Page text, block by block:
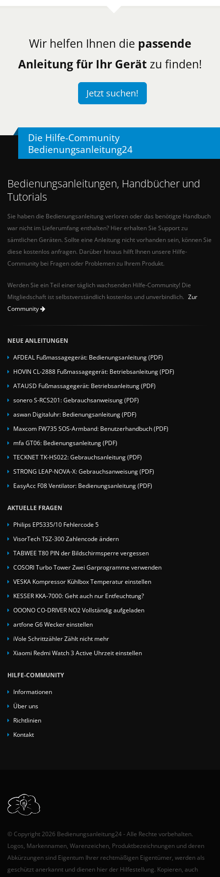
Wir helfen Ihnen die passende
Anleitung für Ihr Gerät zu finden!
Jetzt suchen!
Die Hilfe-Community
Bedienungsanleitung24
Bedienungsanleitungen, Handbücher und
Tutorials
Sie haben die Bedienungsanleitung verloren oder das benötigte Handbuch
war nicht im Lieferumfang enthalten? Hier erhalten Sie Support zu
sämtlichen Geräten. Sollte eine Anleitung nicht vorhanden sein, können Sie
diese kostenlos anfragen. Darüber hinaus hilft Ihnen unsere Hilfe-
Community bei Fragen oder Problemen zu Ihrem Produkt.
Werden Sie ein Teil einer täglich wachsenden Hilfe-Community! Die
Mitgliedschaft ist selbstverständlich kostenlos und unverbindlich. Zur
Community
NEUE ANLEITUNGEN
AFDEAL Fußmassagegerät: Bedienungsanleitung (PDF)
HOVIN CL-2888 Fußmassagegerät: Betriebsanleitung (PDF)
ATAUSD Fußmassagegerät: Betriebsanleitung (PDF)
sonero S-RCS201: Gebrauchsanweisung (PDF)
aswan Digitaluhr: Bedienungsanleitung (PDF)
Maxcom FW735 SOS-Armband: Benutzerhandbuch (PDF)
mfa GT06: Bedienungsanleitung (PDF)
TECKNET TK-HS022: Gebrauchsanleitung (PDF)
STRONG LEAP-NOVA-X: Gebrauchsanweisung (PDF)
EasyAcc F08 Ventilator: Bedienungsanleitung (PDF)
AKTUELLE FRAGEN
Philips EP5335/10 Fehlercode 5
VisorTech TSZ-300 Zahlencode ändern
TABWEE T80 PIN der Bildschirmsperre vergessen
COSORI Turbo Tower Zwei Garprogramme verwenden
VESKA Kompressor Kühlbox Temperatur einstellen
KESSER KKA-7000: Geht auch nur Entfeuchtung?
OOONO CO-DRIVER NO2 Vollständig aufgeladen
artfone G6 Wecker einstellen
iVole Schrittzähler Zählt nicht mehr
Xiaomi Redmi Watch 3 Active Uhrzeit einstellen
HILFE-COMMUNITY
Informationen
Über uns
Richtlinien
Kontakt
© Copyright 2026 Bedienungsanleitung24 - Alle Rechte vorbehalten.
Logos, Markennamen, Warenzeichen, Produktbezeichnungen und deren
Abkürzungen sind Eigentum Ihrer rechtmäßigen Eigentümer, werden als
geschützt anerkannt und dienen hier der Hilfestellung. Kopieren, auch